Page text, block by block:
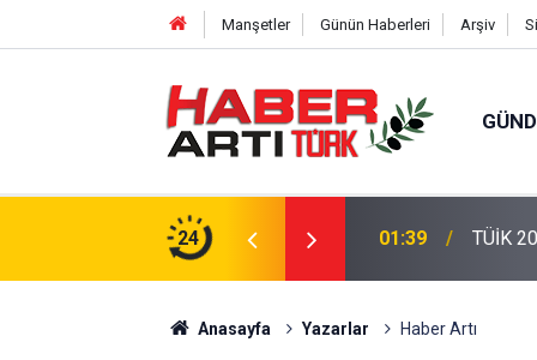
Manşetler Günün Haberleri Arşiv
24
Kabine Geldi!" 01:39 TÜİK
Anasayfa Yazarlar Haber Artı